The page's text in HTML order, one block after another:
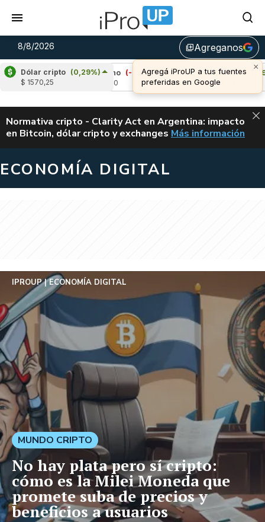
8/8/2026 library_addAgreganos
Dólar cripto (0,29%)
$ 1570,25
Cardano (-0,54%)
Avalanche (0,92%)
u$s 6,52
ALERTA
Normativa cripto - Clarity Act en Argentina: impacto
en Bitcoin, dólar cripto y exchanges CLARITY ACT EN
Más información
ECONOMÍA DIGITAL
IPROUP ECONOMÍA DIGITAL
MUNDO CRIPTO
No hay plata pero sí cripto:
cómo es la Milei Moneda que
promete suba de precios y
beneficios a usuarios